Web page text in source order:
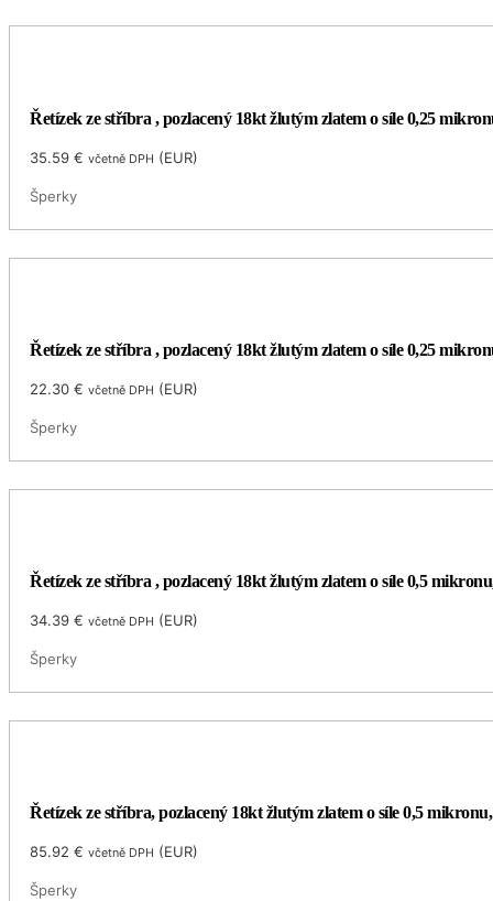
Řetízek ze stříbra , pozlacený 18kt žlutým zlatem o síle 0,25
35.59€ včetně DPH (EUR)
Šperky
Řetízek ze stříbra , pozlacený 18kt žlutým zlatem o síle 0,25
22.30€ včetně DPH (EUR)
Šperky
Řetízek ze stříbra , pozlacený 18kt žlutým zlatem o síle 0,5
34.39€ včetně DPH (EUR)
Šperky
Řetízek ze stříbra, pozlacený 18kt žlutým zlatem o síle 0,5
85.92€ včetně DPH (EUR)
Šperky